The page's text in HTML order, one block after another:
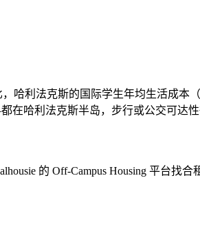
哈利法克斯的国际学生年均生活成
在哈利法克斯半岛，步行或公交可达性
的 Off-Campus Housing 平台找